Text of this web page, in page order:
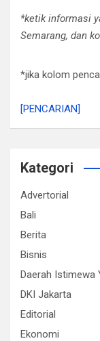
*ketik informasi
Semarang, dan
*jika kolom
[PENCARIAN]
Kategori
Advertorial
Bali
Berita
Bisnis
Daerah Istimewa
DKI Jakarta
Editorial
Ekonomi